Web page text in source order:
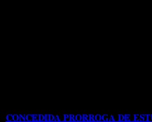
𝐂𝐎𝐍𝐂𝐄𝐃𝐈𝐃𝐀 𝐏𝐑𝐎𝐑𝐑𝐎𝐆𝐀 𝐃𝐄